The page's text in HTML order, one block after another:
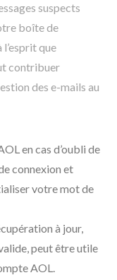
suspects
boîte de
que
contribuer
des e-mails au
en cas d’oubli de
connexion et
votre mot de
à jour,
peut être utile
AOL.